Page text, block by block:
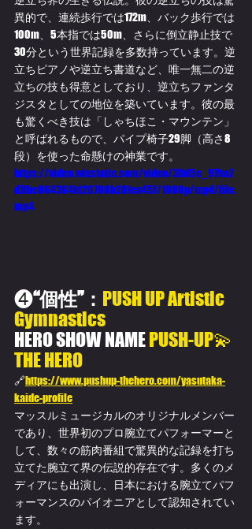
異的で、連続歩行では172m、バック歩行では
100m、5本指では50m、さらに倒立静止技で
30分という世界記録を多数持っています。逆
立ちピアノや逆立ち書道など、唯一無二の逆
立ちの技も得意としており、逆立ちファンタ
ジスタとしての地位を築いています。彼の最
も驚くべき技は「しゃちほこ・マウンテン」
と呼ばれるもので、パイプ椅子29脚（高さ8
段）を使った命懸けの神業です。
https://video.wixstatic.com/video/3fbf5e_97ba7
d7fbc064364bf20708b28fea45f/1080p/mp4/file.
mp4
❹“個性”： PUSH UP Artistic
Gymnastics
HERO SHOW NAME PUSH-UP💫
THE HERO
🔗https://www.pushup-thehero.com/yasutaka-
kaide-profile
マッスルミュージカルのオリジナルメンバー
であり、世界初のプロ腕立てパフォーマーと
して、数々の筋肉番組で驚異的な記録を打ち
立てた腕立て界の伝説的存在です。多くのメ
ディアにも出演し、日本における腕立てパフ
ォーマンスのパイオニアとして認知されてい
ます。